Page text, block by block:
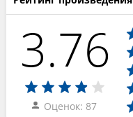
3.76
Оценок: 87